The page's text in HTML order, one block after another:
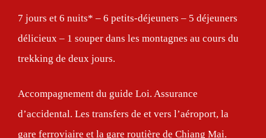
7 jours et 6 nuits* – 6 petits-déjeuners – 5 déjeuners
délicieux – 1 souper dans les montagnes au cours du
trekking de deux jours.
Accompagnement du guide Loi. Assurance
d’accidental. Les transfers de et vers l’aéroport, la
gare ferroviaire et la gare routière de Chiang Mai.